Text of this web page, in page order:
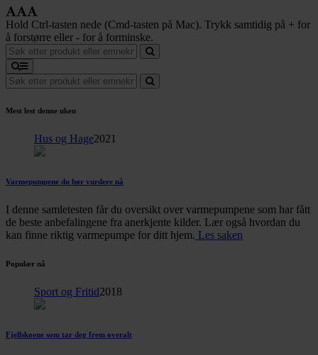
Hold Ctrl-tasten nede (Cmd-tasten på Mac). Trykk samtidig på + for
å forstørre eller - for å forminske.
Mest lest denne uken
Hus og Hage2021
Varmepumpene du bør vurdere nå
I denne samletesten får du oversikt over varmepumpene som har fått
de beste anbefalingene fra anerkjente kilder. Lær også hvordan du
kan finne riktig varmepumpe for ditt hjem. Les saken
Populær nå
Sport og Fritid2018
Fjellskoene som tar deg frem overalt